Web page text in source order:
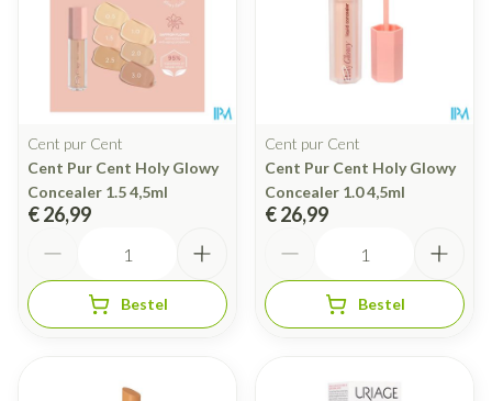
Cent pur Cent
Cent Pur Cent Holy Glowy
Concealer 1.5 4,5ml
€ 26,99
Bestel
Cent pur Cent
Cent Pur Cent Holy Glowy
Concealer 1.0 4,5ml
€ 26,99
Bestel